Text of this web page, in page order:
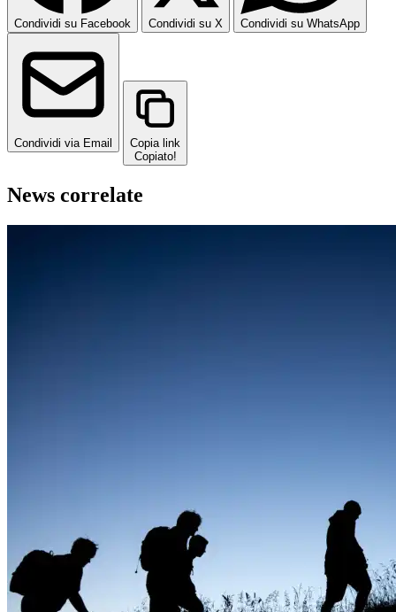
Condividi su Facebook Condividi su X Condividi su WhatsApp
Condividi via Email
Copia link
Copiato!
News correlate